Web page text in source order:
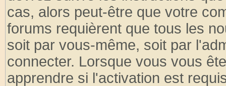
cas, alors peut-être que votre
forums requièrent que tous les
soit par vous-même, soit par
connecter. Lorsque vous vous
apprendre si l'activation est